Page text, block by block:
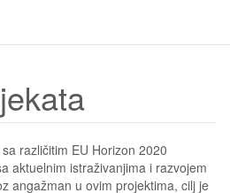
različitim EU Horizon 2020
aktuelnim istraživanjima i razvojem
angažman u ovim projektima, cilj je